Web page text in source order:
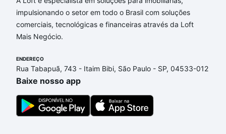
financiamento imobiliário as parcelas podem se
adequar ao seu orçamento. Se ainda tem alguma
dúvida dos custos envolvidos no processo de
um apartamento
o imóvel dos seus sonhos com segurança e
conforto. Loft, com você até as chaves.
impulsionando o setor em todo o Brasil com soluções
comerciais, tecnológicas e financeiras através da Loft
Mais Negócio.
ENDEREÇO
Rua Tabapuã, 743 - Itaim Bibi, São Paulo - SP, 04533-012
Baixe nosso app